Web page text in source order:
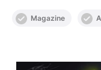
Magazine